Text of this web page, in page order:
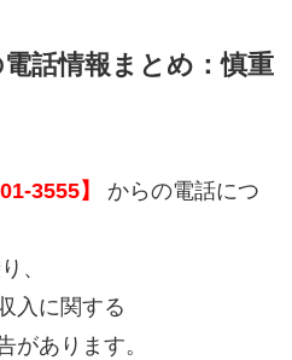
話情報まとめ：慎重
3555】
からの電話につ
、
入に関する
があります。